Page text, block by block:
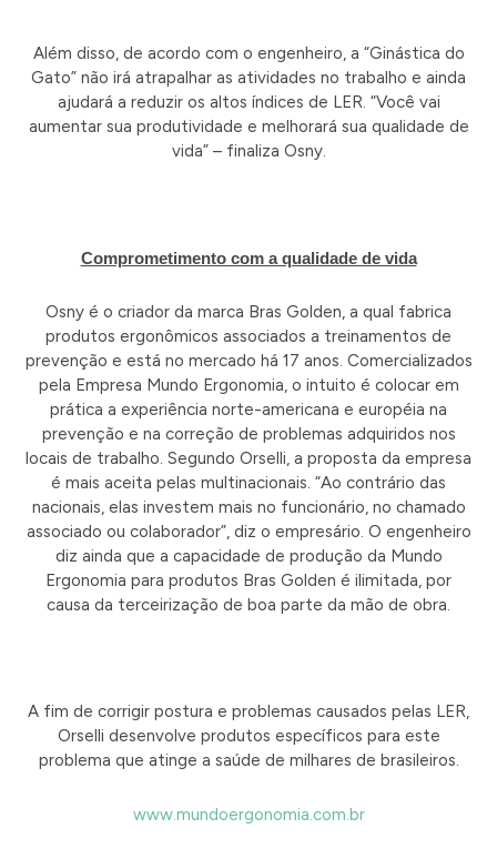
Além disso, de acordo com o engenheiro, a “Ginástica do
Gato” não irá atrapalhar as atividades no trabalho e ainda
ajudará a reduzir os altos índices de LER. “Você vai
aumentar sua produtividade e melhorará sua qualidade de
vida” – finaliza Osny.
Comprometimento com a qualidade de vida
Osny é o criador da marca Bras Golden, a qual fabrica
produtos ergonômicos associados a treinamentos de
prevenção e está no mercado há 17 anos. Comercializados
pela Empresa Mundo Ergonomia, o intuito é colocar em
prática a experiência norte-americana e européia na
prevenção e na correção de problemas adquiridos nos
locais de trabalho. Segundo Orselli, a proposta da empresa
é mais aceita pelas multinacionais. “Ao contrário das
nacionais, elas investem mais no funcionário, no chamado
associado ou colaborador”, diz o empresário. O engenheiro
diz ainda que a capacidade de produção da Mundo
Ergonomia para produtos Bras Golden é ilimitada, por
causa da terceirização de boa parte da mão de obra.
A fim de corrigir postura e problemas causados pelas LER,
Orselli desenvolve produtos específicos para este
problema que atinge a saúde de milhares de brasileiros.
www.mundoergonomia.com.br